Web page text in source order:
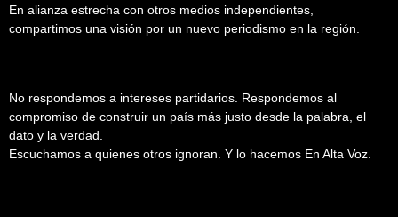
En alianza estrecha con otros medios independientes,
compartimos una visión por un nuevo periodismo en la región.
No respondemos a intereses partidarios. Respondemos al
compromiso de construir un país más justo desde la palabra, el
dato y la verdad.
Escuchamos a quienes otros ignoran. Y lo hacemos En Alta Voz.